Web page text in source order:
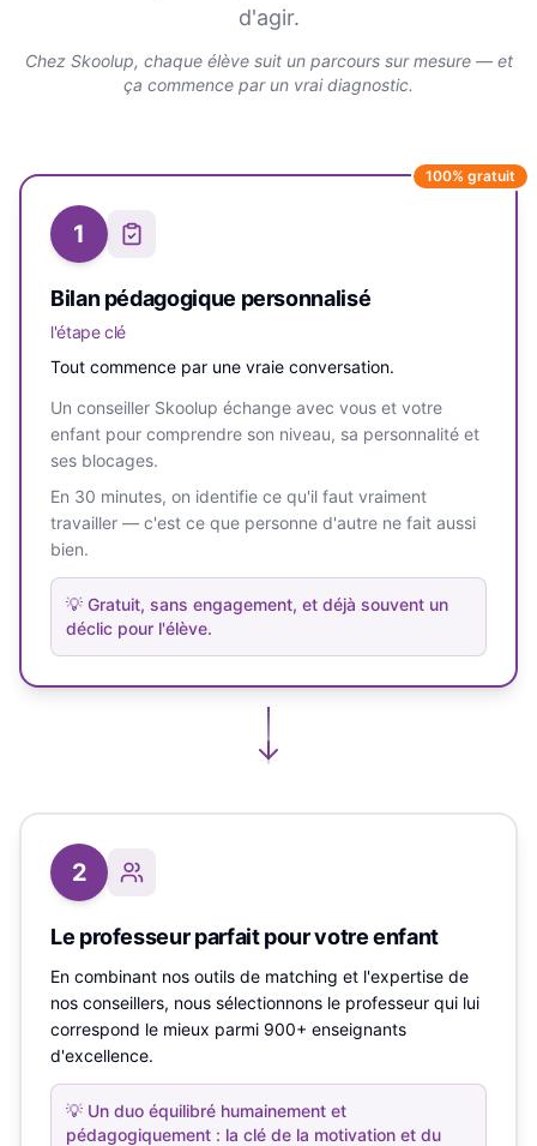
d'agir.
Chez Skoolup, chaque élève suit un parcours sur mesure — et
ça commence par un vrai diagnostic.
100% gratuit
1
Bilan pédagogique personnalisé
l'étape clé
Tout commence par une vraie conversation.
Un conseiller Skoolup échange avec vous et votre
enfant pour comprendre son niveau, sa personnalité et
ses blocages.
En 30 minutes, on identifie ce qu'il faut vraiment
travailler — c'est ce que personne d'autre ne fait aussi
bien.
💡 Gratuit, sans engagement, et déjà souvent un
déclic pour l'élève.
2
Le professeur parfait pour votre enfant
En combinant nos outils de matching et l'expertise de
nos conseillers, nous sélectionnons le professeur qui lui
correspond le mieux parmi 900+ enseignants
d'excellence.
💡 Un duo équilibré humainement et
pédagogiquement : la clé de la motivation et du